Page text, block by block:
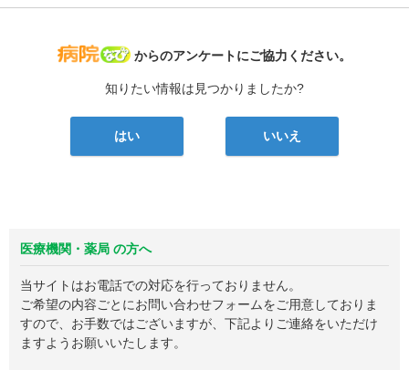
病院なび
からのアンケートにご協力ください。
知りたい情報は見つかりましたか?
はい いいえ
医療機関・薬局 の方へ
当サイトはお電話での対応を行っておりません。
ご希望の内容ごとにお問い合わせフォームをご用意しておりま
すので、お手数ではございますが、下記よりご連絡をいただけ
ますようお願いいたします。